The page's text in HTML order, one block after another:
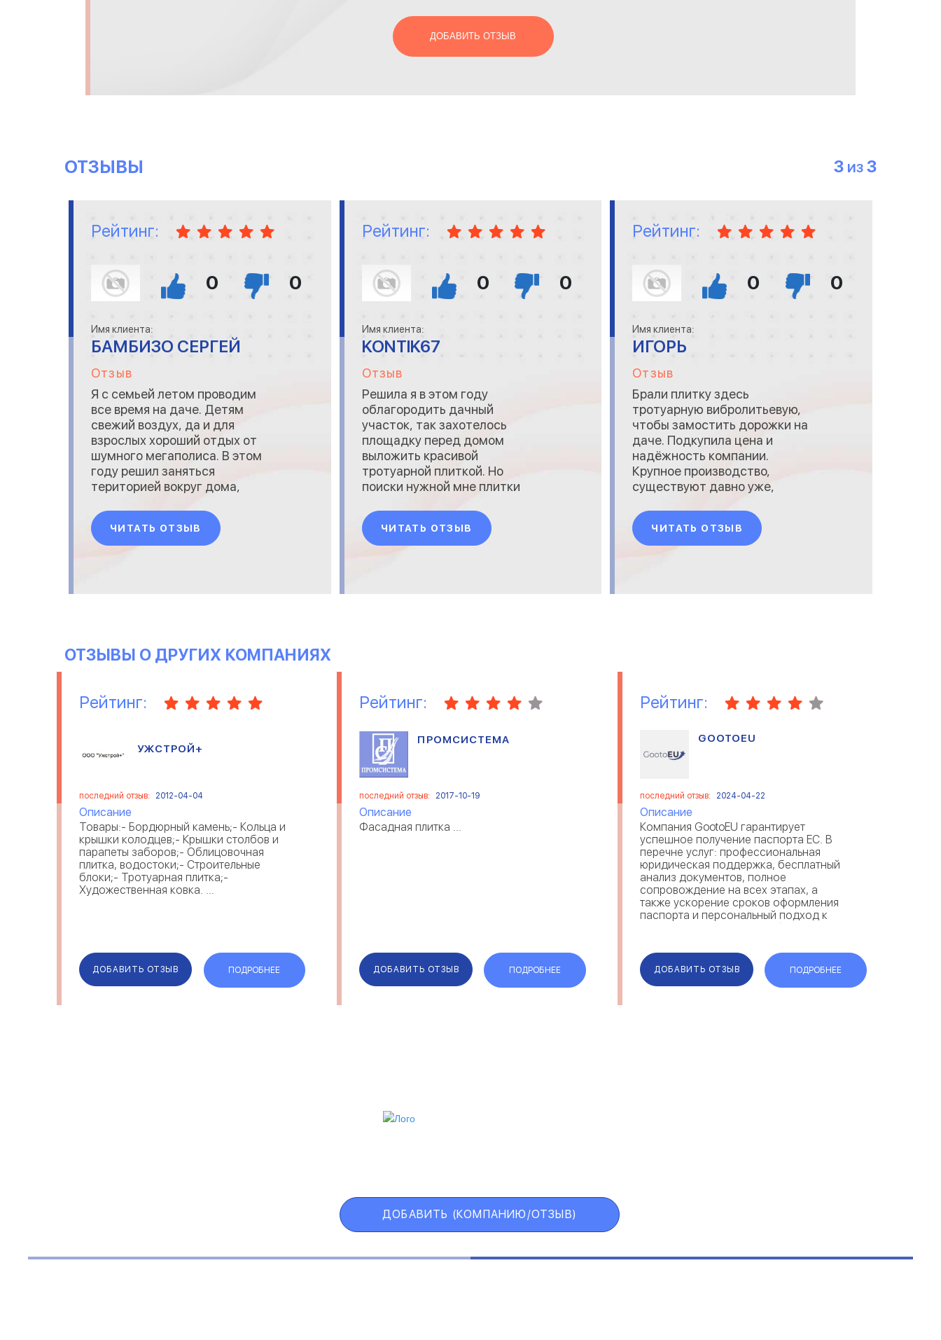
ДОБАВИТЬ ОТЗЫВ
ОТЗЫВЫ 3 ИЗ 3
Рейтинг:
0 0
Имя клиента:
БАМБИЗО СЕРГЕЙ
Отзыв
Я с семьей летом проводим
все время на даче. Детям
свежий воздух, да и для
взрослых хороший отдых от
шумного мегаполиса. В этом
году решил заняться
територией вокруг дома,
выложить площадку за
домом тротуарной плиткой
для удобства. Все нужные
ЧИТАТЬ ОТЗЫВ
Рейтинг:
0 0
Имя клиента:
KONTIK67
Отзыв
Решила я в этом году
облагородить дачный
участок, так захотелось
площадку перед домом
выложить красивой
тротуарной плиткой. Но
поиски нужной мне плитки
цвета не нашла, то размеров
в наличии не было. Так 2 дня
ко всем фирмам звонила и
ЧИТАТЬ ОТЗЫВ
Рейтинг:
0 0
Имя клиента:
ИГОРЬ
Отзыв
Брали плитку здесь
тротуарную вибролитьевую,
чтобы замостить дорожки на
даче. Подкупила цена и
надёжность компании.
Крупное производство,
существуют давно уже,
неплохая. Ну и не прогадали,
собственно. Цены у них
пониже, чем у конкурентов,
ЧИТАТЬ ОТЗЫВ
ОТЗЫВЫ О ДРУГИХ КОМПАНИЯХ
Рейтинг:
УЖСТРОЙ+
последний отзыв: 2012-04-04
Описание
Товары:- Бордюрный камень;- Кольца и
крышки колодцев;- Крышки столбов и
парапеты заборов;- Облицовочная
плитка, водостоки;- Строительные
блоки;- Тротуарная плитка;-
Художественная ковка. ...
ДОБАВИТЬ ОТЗЫВ ПОДРОБНЕЕ
Рейтинг:
ПРОМСИСТЕМА
последний отзыв: 2017-10-19
Описание
Фасадная плитка ...
ДОБАВИТЬ ОТЗЫВ ПОДРОБНЕЕ
Рейтинг:
GOOTOEU
последний отзыв: 2024-04-22
Описание
Компания GootoEU гарантирует
успешное получение паспорта ЕС. В
перечне услуг: профессиональная
юридическая поддержка, бесплатный
анализ документов, полное
сопровождение на всех этапах, а
также ускорение сроков оформления
паспорта и персональный подход к
каждому клиенту при подборе
отзывам, GootoEU предоставляет
возможность получения румы...
ДОБАВИТЬ ОТЗЫВ ПОДРОБНЕЕ
ДОБАВИТЬ (КОМПАНИЮ/ОТЗЫВ)